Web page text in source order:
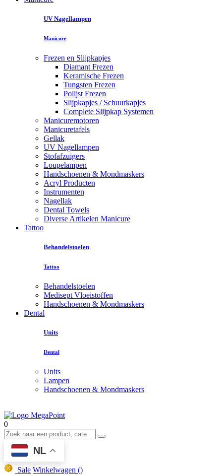
UV Nagellampen
Manicure
Frezen en Slijpkapjes
Diamant Frezen
Keramische Frezen
Tungsten Frezen
Polijst Frezen
Slijpkapjes / Schuurkapjes
Complete Slijpkap Systemen
Manicuremotoren
Manicuretafels
Gellak
UV Nagellampen
Stofafzuigers
Loupelampen
Handschoenen & Mondmaskers
Acryl Producten
Instrumenten
Nagellak
Dental Towels
Diverse Artikelen Manicure
Tattoo
Behandelstoelen
Tattoo
Behandelstoelen
Medisept Vloeistoffen
Handschoenen & Mondmaskers
Dental
Units
Dental
Units
Lampen
Handschoenen & Mondmaskers
0
NL
Sale Winkelwagen ()